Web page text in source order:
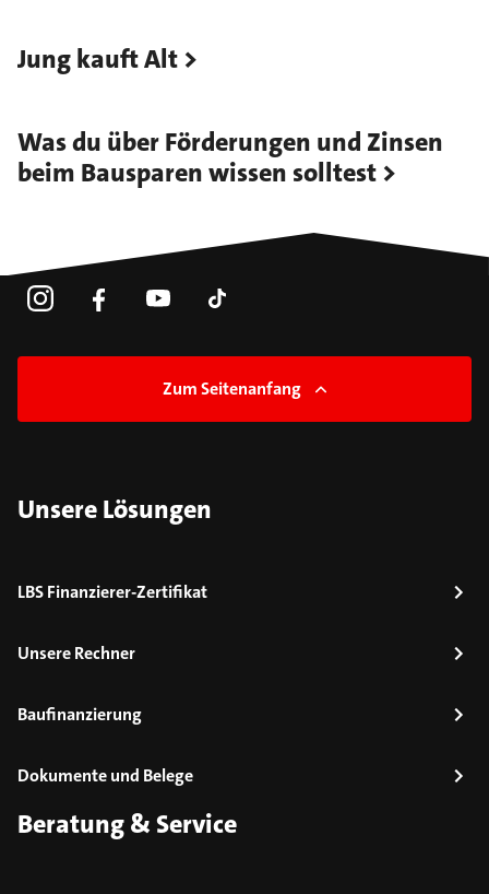
Jung kauft Alt
Was du über Förderungen und Zinsen
beim Bausparen wissen solltest
Zum Seitenanfang
Unsere Lösungen
LBS Finanzierer-Zertifikat
Unsere Rechner
Baufinanzierung
Dokumente und Belege
Beratung & Service